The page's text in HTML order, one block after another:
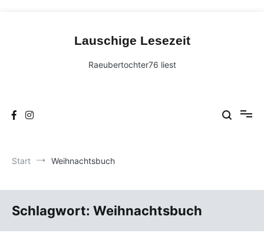
Lauschige Lesezeit
Raeubertochter76 liest
Start Weihnachtsbuch
Schlagwort: Weihnachtsbuch